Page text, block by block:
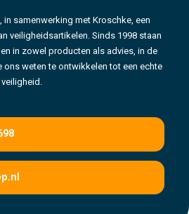
in samenwerking met Kroschke, een
veiligheidsartikelen. Sinds 1998 staan
in zowel producten als advies, in de
ons weten te ontwikkelen tot een echte